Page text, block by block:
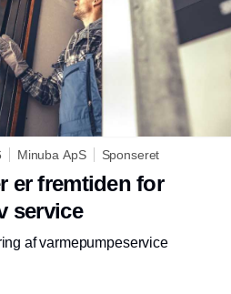
Minuba ApS Sponseret
er fremtiden for
service
af varmepumpeservice